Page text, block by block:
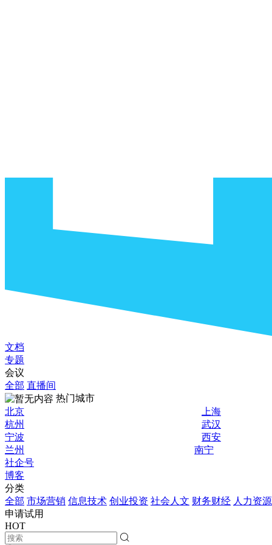
文档
专题
会议
全部 直播间
热门城市
北京
上海
杭州
武汉
宁波
西安
兰州
南宁
社企号
博客
分类
全部 市场营销 信息技术 创业投资 社会人文 财务财经 人力资源
申请试用
HOT